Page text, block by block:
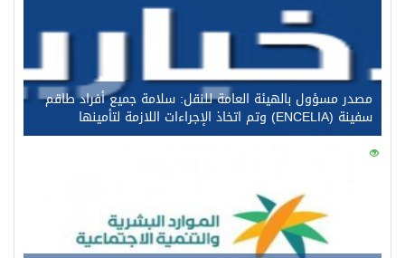
مصدر مسؤول بالهيئة العامة للنقل: سلامة جميع أفراد طاقم
سفينة (ENCELIA) وتم اتخاذ الإجراءات اللازمة لتأمينها
92